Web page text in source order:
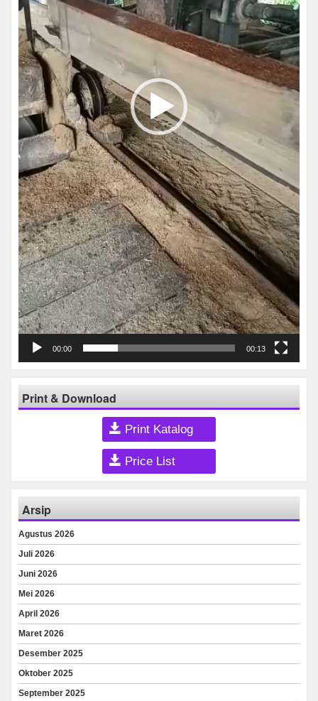
00:00 00:13
Print & Download
Print Katalog
Price List
Arsip
Agustus 2026
Juli 2026
Juni 2026
Mei 2026
April 2026
Maret 2026
Desember 2025
Oktober 2025
September 2025